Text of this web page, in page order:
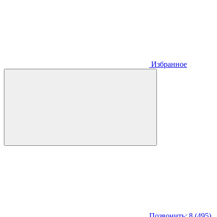
Избранное